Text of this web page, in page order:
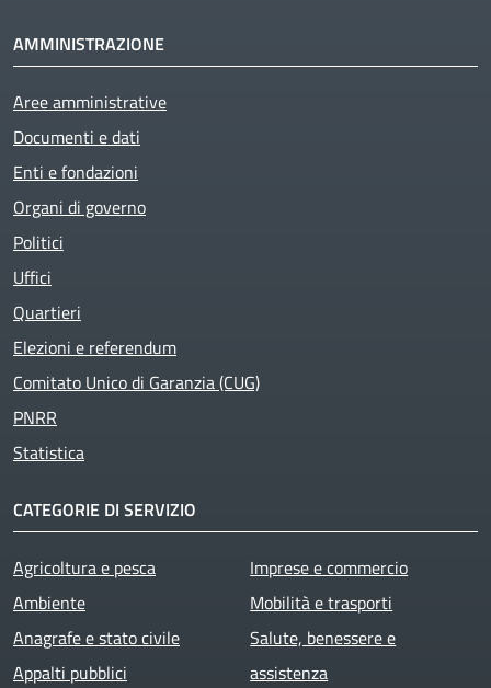
AMMINISTRAZIONE
Aree amministrative
Documenti e dati
Enti e fondazioni
Organi di governo
Politici
Uffici
Quartieri
Elezioni e referendum
Comitato Unico di Garanzia (CUG)
PNRR
Statistica
CATEGORIE DI SERVIZIO
Agricoltura e pesca
Ambiente
Anagrafe e stato civile
Appalti pubblici
Imprese e commercio
Mobilità e trasporti
Salute, benessere e
assistenza